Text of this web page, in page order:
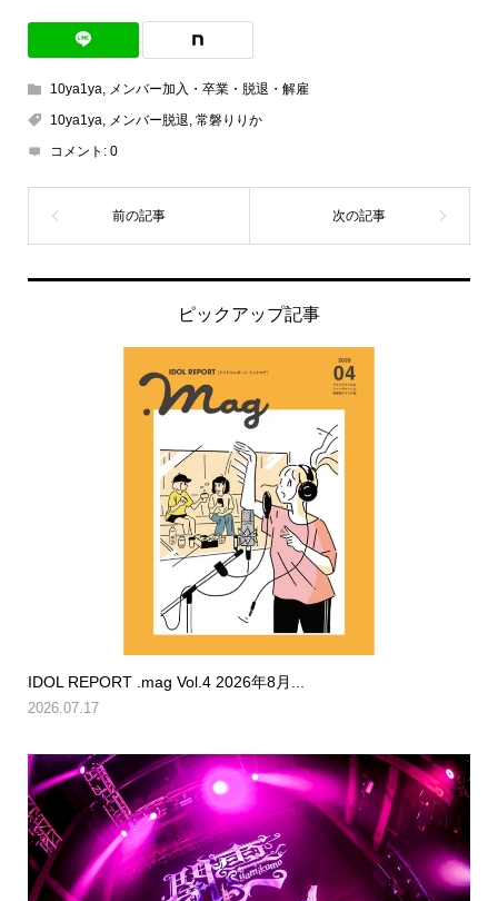
10ya1ya, メンバー加入・卒業・脱退・解雇
10ya1ya, メンバー脱退, 常磐りりか
コメント: 0
ピックアップ記事
IDOL REPORT .mag Vol.4 2026年8月...
2026.07.17